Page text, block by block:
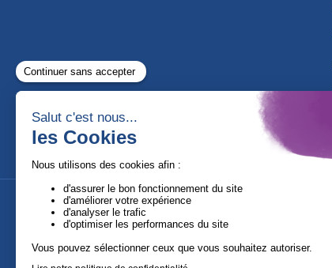
Suivez-nous !